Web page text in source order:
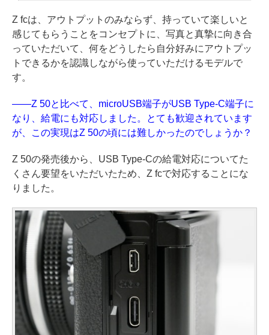
Z fcは、アウトプットのみならず、持っていて楽しいと
感じてもらうことをコンセプトに、写真と真摯に向き合
っていただいて、何をどうしたら自分好みにアウトプッ
トできるかを認識しながら使っていただけるモデルで
す。
——Z 50と比べて、microUSB端子がUSB Type-C端子に
なり、給電にも対応しました。とても歓迎されています
が、この実現はZ 50の頃には難しかったのでしょうか？
Z 50の発売後から、USB Type-Cの給電対応についてた
くさん要望をいただいたため、Z fcで対応することにな
りました。